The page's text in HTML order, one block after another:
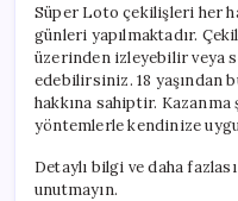
Süper Loto çekilişleri her
günleri yapılmaktadır.
üzerinden izleyebilir veya
edebilirsiniz. 18 yaşından
hakkına sahiptir. Kazanma
yöntemlerle kendinize
Detaylı bilgi ve daha
unutmayın.